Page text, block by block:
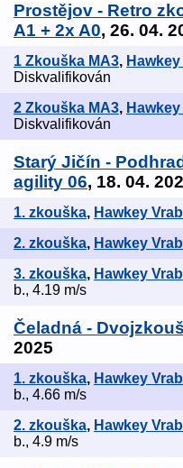
Prostějov - Retro
A1 + 2x A0, 26. 04.
1 Zkouška MA3,
Diskvalifikován
2 Zkouška MA3,
Diskvalifikován
Starý Jičín -
agility 06, 18. 04.
1. zkouška, Hawkey
2. zkouška, Hawkey
3. zkouška, Hawkey
b., 4.19 m/s
Čeladná -
2025
1. zkouška, Hawkey
b., 4.66 m/s
2. zkouška, Hawkey
b., 4.9 m/s